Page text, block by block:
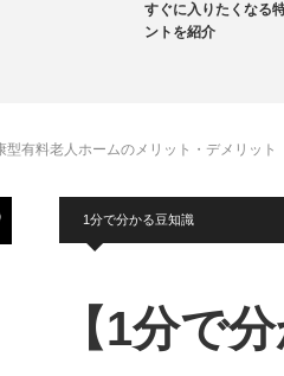
すぐに入りたくなる
ントを紹介
型有料老人ホームのメリット・デメリット
1分で分かる豆知識
【1分で